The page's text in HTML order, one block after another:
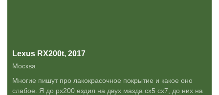
Lexus RX200t, 2017
Москва
Многие пишут про лакокрасочное покрытие и какое оно
слабое. Я до рх200 ездил на двух мазда сх5 сх7, до них на